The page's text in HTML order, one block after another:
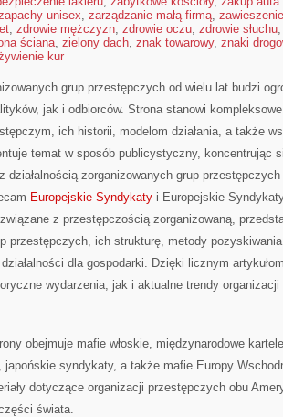
unisex, zarządzanie małą firmą, zawieszenie
, zdrowie mężczyzn, zdrowie oczu, zdrowie słuchu
ściana, zielony dach, znak towarowy, znaki
kur
grup przestępczych od wielu lat budzi
jak i odbiorców. Strona stanowi
ich historii, modelom działania, a także
temat w sposób publicystyczny, koncentrując
działalnością zorganizowanych grup
Europejskie Syndykaty i Europejskie
z przestępczością zorganizowaną,
przestępczych, ich strukturę, metody
dla gospodarki. Dzięki licznym
wydarzenia, jak i aktualne trendy
obejmuje mafie włoskie, międzynarodowe
japońskie syndykaty, a także mafie Europy
dotyczące organizacji przestępczych obu
świata.